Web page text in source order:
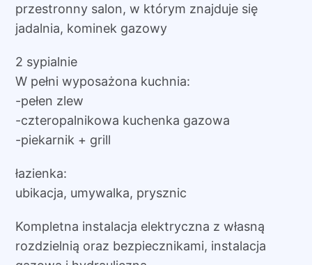
przestronny salon, w którym znajduje się
jadalnia, kominek gazowy
2 sypialnie
W pełni wyposażona kuchnia:
-pełen zlew
-czteropalnikowa kuchenka gazowa
-piekarnik + grill
łazienka:
ubikacja, umywalka, prysznic
Kompletna instalacja elektryczna z własną
rozdzielnią oraz bezpiecznikami, instalacja